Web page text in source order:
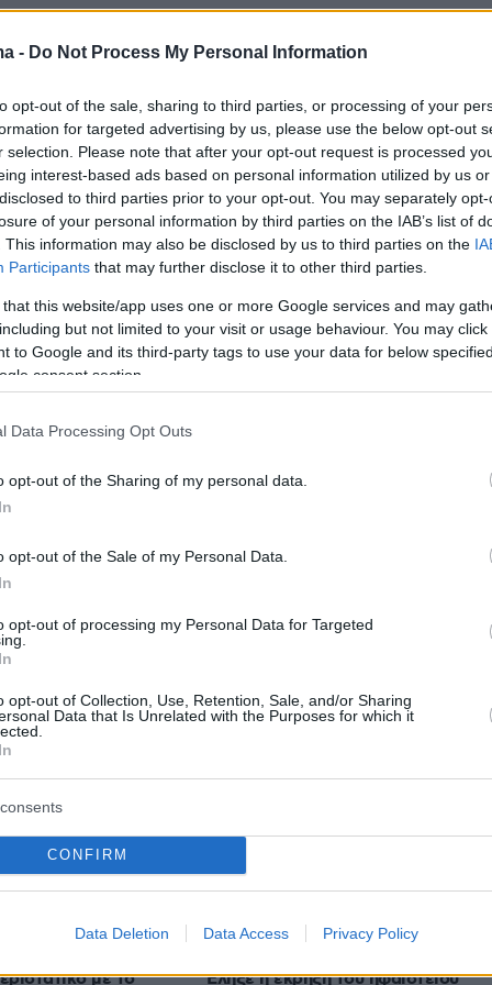
- Do Not Process My Personal Information
opt-out of the sale, sharing to third parties, or processing of your
for targeted advertising by us, please use the below opt-out
selection. Please note that after your opt-out request is processed
interest-based ads based on personal information utilized by us
to third parties prior to your opt-out. You may separately
of your personal information by third parties on the IAB’s list of
This information may also be disclosed by us to third parties on the
Participants that may further disclose it to other third parties.
that this website/app uses one or more Google services and may
but not limited to your visit or usage behaviour. You may
to Google and its third-party tags to use your data for below
consent section.
Data Processing Opt Outs
opt-out of the Sharing of my personal data.
opt-out of the Sale of my Personal Data.
opt-out of processing my Personal Data for Targeted
opt-out of Collection, Use, Retention, Sale, and/or Sharing
Data that Is Unrelated with the Purposes for which it
CONFIRM
Data Deletion Data Access Privacy Policy
που βλέπει σταδιακή επάνοδο στην
είναι πιθανό το ενδεχόμενο ευρείας
τη Ρωσία
συμφωνεί «εν μέρει» με Τσακαλώτο για τις
συμβούλων από τον Τσίπρα
ΕιδήσειςΔημοφιλή
σε
στα Στενά του
με το
Πρωτοβουλία των ΗΠΑ για μέτρα
κατά της Νικαράγουας λόγω του
Έληξε η έκρηξη του ηφαιστείου